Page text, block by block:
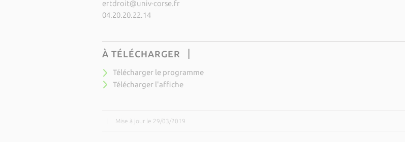
ertdroit@univ-corse.fr
04.20.20.22.14
À TÉLÉCHARGER
Télécharger le programme
Télécharger l'affiche
Mise à jour le 29/03/2019